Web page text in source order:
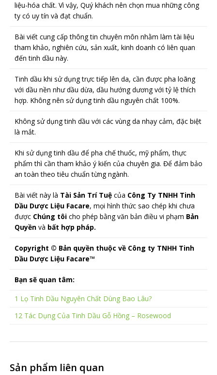
liệu-hóa chất. Vì vậy, Quý khách nên chọn mua những công
ty có uy tín và đạt chuẩn.
Bài viết cung cấp thông tin chuyên môn nhằm làm tài liệu
tham khảo, nghiên cứu, sản xuất, kinh doanh có liên quan
đến tinh dầu này.
Tinh dầu khi sử dụng trực tiếp lên da, cần được pha loãng
với dầu nền như dầu dừa, dầu hướng dương với tỷ lệ thích
hợp. Không nên sử dụng tinh dầu nguyên chất 100%.
Không sử dụng tinh dầu với các vùng da nhạy cảm, đặc biệt
là mắt.
Khi sử dụng tinh dầu để pha chế thuốc, mỹ phẩm, thực
phẩm thì cần tham khảo ý kiến của chuyên gia. Để đảm bảo
an toàn theo tiêu chuẩn từng ngành.
Bài viết này là Tài Sản Trí Tuệ của Công Ty TNHH Tinh
Dầu Dược Liệu Facare, mọi hình thức sao chép khi chưa
được Chúng tôi cho phép bằng văn bản điều vi phạm Bản
Quyền và bất hợp pháp.
Copyright © Bản quyền thuộc về Công ty TNHH Tinh
Dầu Dược Liệu Facare™
Bạn sẽ quan tâm:
1 Lọ Tinh Dầu Nguyên Chất Dùng Bao Lâu?
12 Tác Dụng Của Tinh Dầu Gỗ Hồng – Rosewood
Sản phẩm liên quan